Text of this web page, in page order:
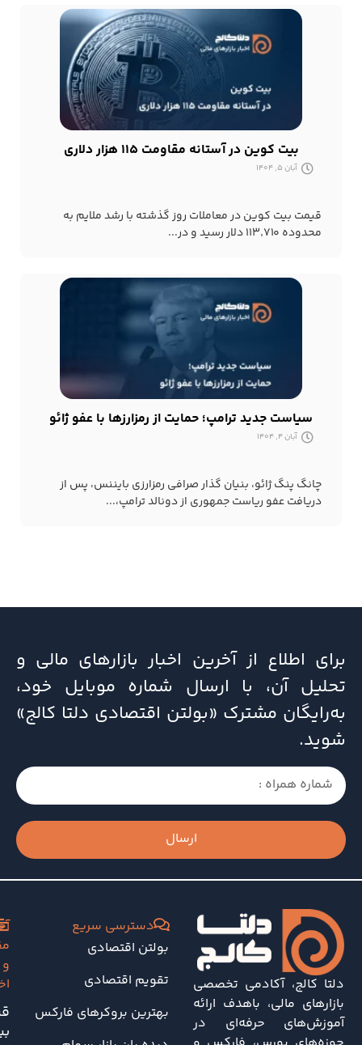
بیت کوین در آستانه مقاومت ۱۱۵ هزار دلاری
آبان 5, 1404
قیمت بیت کوین در معاملات روز گذشته با رشد ملایم به
محدوده ۱۱۳٬۷۱۰ دلار رسید و در...
سیاست جدید ترامپ؛ حمایت از رمزارزها با عفو ژائو
آبان 4, 1404
چانگ پنگ ژائو، بنیان گذار صرافی رمزارزی بایننس، پس از
دریافت عفو ریاست جمهوری از دونالد ترامپ،...
برای اطلاع از آخرین اخبار بازارهای مالی و
تحلیل آن، با ارسال شماره موبایل خود،
به‌رایگان مشترک «بولتن اقتصادی دلتا کالج»
شوید.
ارسال
دلتا کالج، آکادمی تخصصی
بازارهای مالی، باهدف ارائه
آموزش‌های حرفه‌ای در
دسترسی سریع
بولتن اقتصادی
تقویم اقتصادی
بهترین بروکرهای فارکس
و